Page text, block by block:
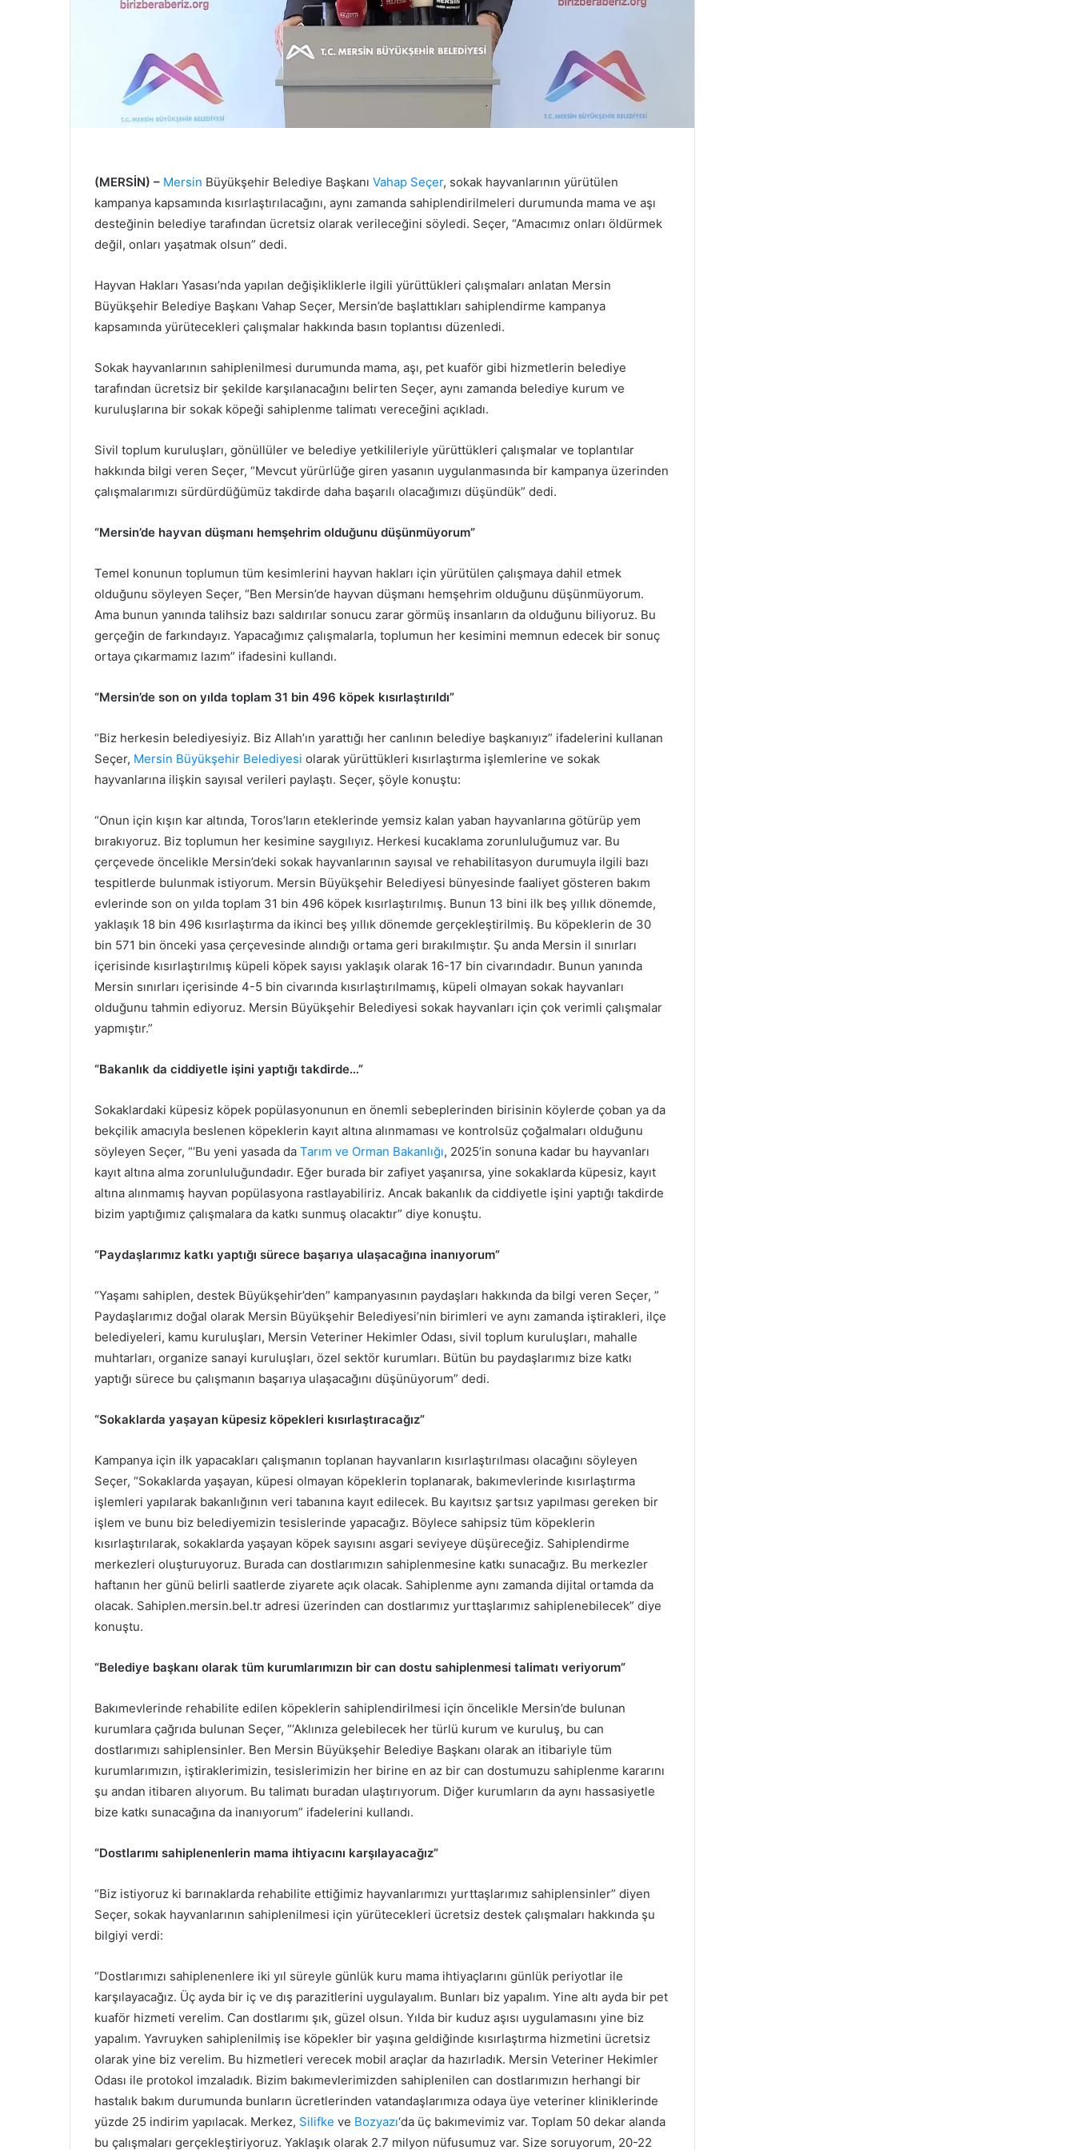
(MERSİN) – Mersin Büyükşehir Belediye Başkanı Vahap Seçer, sokak hayvanlarının yürütülen
kampanya kapsamında kısırlaştırılacağını, aynı zamanda sahiplendirilmeleri durumunda mama ve aşı
desteğinin belediye tarafından ücretsiz olarak verileceğini söyledi. Seçer, “Amacımız onları öldürmek
değil, onları yaşatmak olsun” dedi.
Hayvan Hakları Yasası’nda yapılan değişikliklerle ilgili yürüttükleri çalışmaları anlatan Mersin
Büyükşehir Belediye Başkanı Vahap Seçer, Mersin’de başlattıkları sahiplendirme kampanya
kapsamında yürütecekleri çalışmalar hakkında basın toplantısı düzenledi.
Sokak hayvanlarının sahiplenilmesi durumunda mama, aşı, pet kuaför gibi hizmetlerin belediye
tarafından ücretsiz bir şekilde karşılanacağını belirten Seçer, aynı zamanda belediye kurum ve
kuruluşlarına bir sokak köpeği sahiplenme talimatı vereceğini açıkladı.
Sivil toplum kuruluşları, gönüllüler ve belediye yetkilileriyle yürüttükleri çalışmalar ve toplantılar
hakkında bilgi veren Seçer, “Mevcut yürürlüğe giren yasanın uygulanmasında bir kampanya üzerinden
çalışmalarımızı sürdürdüğümüz takdirde daha başarılı olacağımızı düşündük” dedi.
“Mersin’de hayvan düşmanı hemşehrim olduğunu düşünmüyorum”
Temel konunun toplumun tüm kesimlerini hayvan hakları için yürütülen çalışmaya dahil etmek
olduğunu söyleyen Seçer, “Ben Mersin’de hayvan düşmanı hemşehrim olduğunu düşünmüyorum.
Ama bunun yanında talihsiz bazı saldırılar sonucu zarar görmüş insanların da olduğunu biliyoruz. Bu
gerçeğin de farkındayız. Yapacağımız çalışmalarla, toplumun her kesimini memnun edecek bir sonuç
ortaya çıkarmamız lazım” ifadesini kullandı.
“Mersin’de son on yılda toplam 31 bin 496 köpek kısırlaştırıldı”
“Biz herkesin belediyesiyiz. Biz Allah’ın yarattığı her canlının belediye başkanıyız” ifadelerini kullanan
Seçer, Mersin Büyükşehir Belediyesi olarak yürüttükleri kısırlaştırma işlemlerine ve sokak
hayvanlarına ilişkin sayısal verileri paylaştı. Seçer, şöyle konuştu:
“Onun için kışın kar altında, Toros’ların eteklerinde yemsiz kalan yaban hayvanlarına götürüp yem
bırakıyoruz. Biz toplumun her kesimine saygılıyız. Herkesi kucaklama zorunluluğumuz var. Bu
çerçevede öncelikle Mersin’deki sokak hayvanlarının sayısal ve rehabilitasyon durumuyla ilgili bazı
tespitlerde bulunmak istiyorum. Mersin Büyükşehir Belediyesi bünyesinde faaliyet gösteren bakım
evlerinde son on yılda toplam 31 bin 496 köpek kısırlaştırılmış. Bunun 13 bini ilk beş yıllık dönemde,
yaklaşık 18 bin 496 kısırlaştırma da ikinci beş yıllık dönemde gerçekleştirilmiş. Bu köpeklerin de 30
bin 571 bin önceki yasa çerçevesinde alındığı ortama geri bırakılmıştır. Şu anda Mersin il sınırları
içerisinde kısırlaştırılmış küpeli köpek sayısı yaklaşık olarak 16-17 bin civarındadır. Bunun yanında
Mersin sınırları içerisinde 4-5 bin civarında kısırlaştırılmamış, küpeli olmayan sokak hayvanları
olduğunu tahmin ediyoruz. Mersin Büyükşehir Belediyesi sokak hayvanları için çok verimli çalışmalar
yapmıştır.”
“Bakanlık da ciddiyetle işini yaptığı takdirde…”
Sokaklardaki küpesiz köpek popülasyonunun en önemli sebeplerinden birisinin köylerde çoban ya da
bekçilik amacıyla beslenen köpeklerin kayıt altına alınmaması ve kontrolsüz çoğalmaları olduğunu
söyleyen Seçer, “‘Bu yeni yasada da Tarım ve Orman Bakanlığı, 2025’in sonuna kadar bu hayvanları
kayıt altına alma zorunluluğundadır. Eğer burada bir zafiyet yaşanırsa, yine sokaklarda küpesiz, kayıt
altına alınmamış hayvan popülasyona rastlayabiliriz. Ancak bakanlık da ciddiyetle işini yaptığı takdirde
bizim yaptığımız çalışmalara da katkı sunmuş olacaktır” diye konuştu.
“Paydaşlarımız katkı yaptığı sürece başarıya ulaşacağına inanıyorum”
“Yaşamı sahiplen, destek Büyükşehir’den” kampanyasının paydaşları hakkında da bilgi veren Seçer, ”
Paydaşlarımız doğal olarak Mersin Büyükşehir Belediyesi’nin birimleri ve aynı zamanda iştirakleri, ilçe
belediyeleri, kamu kuruluşları, Mersin Veteriner Hekimler Odası, sivil toplum kuruluşları, mahalle
muhtarları, organize sanayi kuruluşları, özel sektör kurumları. Bütün bu paydaşlarımız bize katkı
yaptığı sürece bu çalışmanın başarıya ulaşacağını düşünüyorum” dedi.
“Sokaklarda yaşayan küpesiz köpekleri kısırlaştıracağız”
Kampanya için ilk yapacakları çalışmanın toplanan hayvanların kısırlaştırılması olacağını söyleyen
Seçer, “Sokaklarda yaşayan, küpesi olmayan köpeklerin toplanarak, bakımevlerinde kısırlaştırma
işlemleri yapılarak bakanlığının veri tabanına kayıt edilecek. Bu kayıtsız şartsız yapılması gereken bir
işlem ve bunu biz belediyemizin tesislerinde yapacağız. Böylece sahipsiz tüm köpeklerin
kısırlaştırılarak, sokaklarda yaşayan köpek sayısını asgari seviyeye düşüreceğiz. Sahiplendirme
merkezleri oluşturuyoruz. Burada can dostlarımızın sahiplenmesine katkı sunacağız. Bu merkezler
haftanın her günü belirli saatlerde ziyarete açık olacak. Sahiplenme aynı zamanda dijital ortamda da
olacak. Sahiplen.mersin.bel.tr adresi üzerinden can dostlarımız yurttaşlarımız sahiplenebilecek” diye
konuştu.
“Belediye başkanı olarak tüm kurumlarımızın bir can dostu sahiplenmesi talimatı veriyorum”
Bakımevlerinde rehabilite edilen köpeklerin sahiplendirilmesi için öncelikle Mersin’de bulunan
kurumlara çağrıda bulunan Seçer, “‘Aklınıza gelebilecek her türlü kurum ve kuruluş, bu can
dostlarımızı sahiplensinler. Ben Mersin Büyükşehir Belediye Başkanı olarak an itibariyle tüm
kurumlarımızın, iştiraklerimizin, tesislerimizin her birine en az bir can dostumuzu sahiplenme kararını
şu andan itibaren alıyorum. Bu talimatı buradan ulaştırıyorum. Diğer kurumların da aynı hassasiyetle
bize katkı sunacağına da inanıyorum” ifadelerini kullandı.
“Dostlarımı sahiplenenlerin mama ihtiyacını karşılayacağız”
“Biz istiyoruz ki barınaklarda rehabilite ettiğimiz hayvanlarımızı yurttaşlarımız sahiplensinler” diyen
Seçer, sokak hayvanlarının sahiplenilmesi için yürütecekleri ücretsiz destek çalışmaları hakkında şu
bilgiyi verdi:
“Dostlarımızı sahiplenenlere iki yıl süreyle günlük kuru mama ihtiyaçlarını günlük periyotlar ile
karşılayacağız. Üç ayda bir iç ve dış parazitlerini uygulayalım. Bunları biz yapalım. Yine altı ayda bir pet
kuaför hizmeti verelim. Can dostlarımı şık, güzel olsun. Yılda bir kuduz aşısı uygulamasını yine biz
yapalım. Yavruyken sahiplenilmiş ise köpekler bir yaşına geldiğinde kısırlaştırma hizmetini ücretsiz
olarak yine biz verelim. Bu hizmetleri verecek mobil araçlar da hazırladık. Mersin Veteriner Hekimler
Odası ile protokol imzaladık. Bizim bakımevlerimizden sahiplenilen can dostlarımızın herhangi bir
hastalık bakım durumunda bunların ücretlerinden vatandaşlarımıza odaya üye veteriner kliniklerinde
yüzde 25 indirim yapılacak. Merkez, Silifke ve Bozyazı‘da üç bakımevimiz var. Toplam 50 dekar alanda
bu çalışmaları gerçekleştiriyoruz. Yaklaşık olarak 2.7 milyon nüfusumuz var. Size soruyorum, 20-22